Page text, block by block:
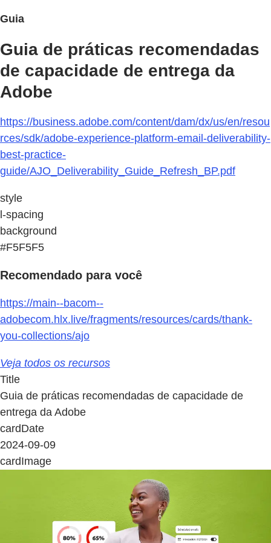
Guia
Guia de práticas recomendadas
de capacidade de entrega da
Adobe
https://business.adobe.com/content/dam/dx/us/en/resou
rces/sdk/adobe-experience-platform-email-deliverability-
best-practice-
guide/AJO_Deliverability_Guide_Refresh_BP.pdf
style
l-spacing
background
#F5F5F5
Recomendado para você
https://main--bacom--
adobecom.hlx.live/fragments/resources/cards/thank-
you-collections/ajo
Veja todos os recursos
Title
Guia de práticas recomendadas de capacidade de
entrega da Adobe
cardDate
2024-09-09
cardImage